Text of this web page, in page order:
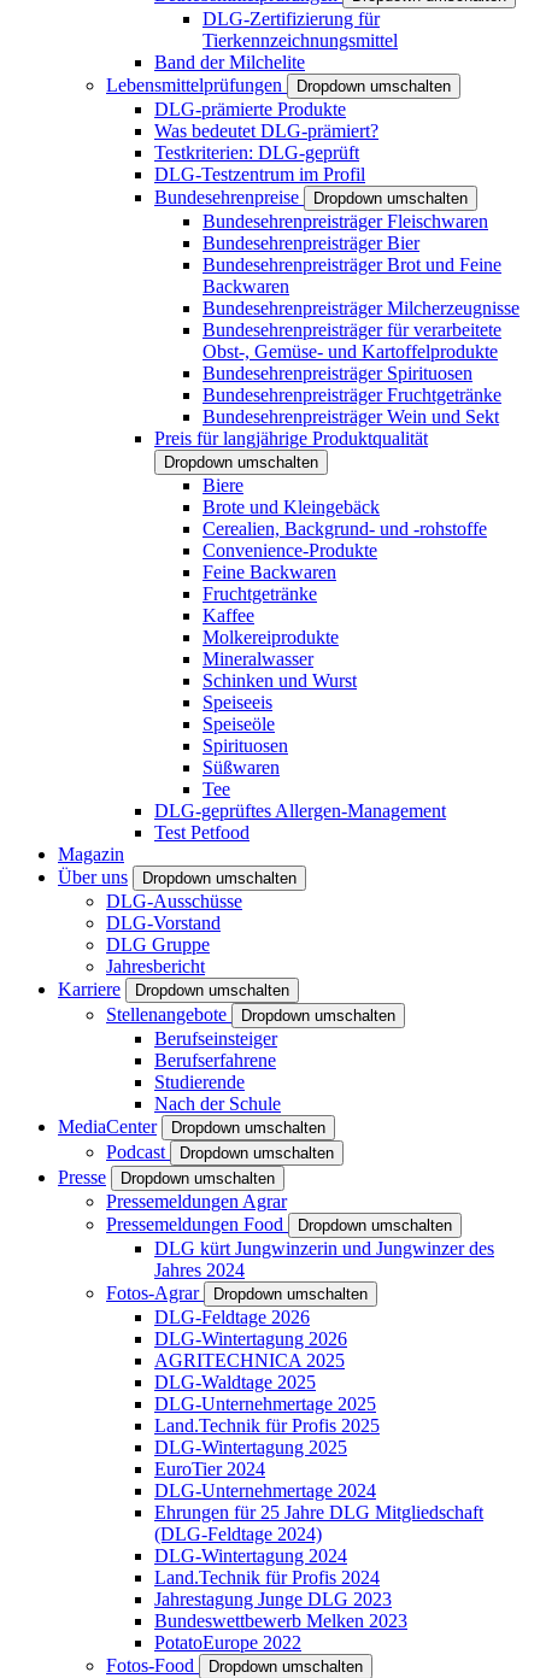
DLG-Zertifizierung für
Tierkennzeichnungsmittel
Band der Milchelite
Lebensmittelprüfungen
Dropdown umschalten
DLG-prämierte Produkte
Was bedeutet DLG-prämiert?
Testkriterien: DLG-geprüft
DLG-Testzentrum im Profil
Bundesehrenpreise
Dropdown umschalten
Bundesehrenpreisträger Fleischwaren
Bundesehrenpreisträger Bier
Bundesehrenpreisträger Brot und Feine
Backwaren
Bundesehrenpreisträger Milcherzeugnisse
Bundesehrenpreisträger für verarbeitete
Obst-, Gemüse- und Kartoffelprodukte
Bundesehrenpreisträger Spirituosen
Bundesehrenpreisträger Fruchtgetränke
Bundesehrenpreisträger Wein und Sekt
Preis für langjährige Produktqualität
Dropdown umschalten
Biere
Brote und Kleingebäck
Cerealien, Backgrund- und -rohstoffe
Convenience-Produkte
Feine Backwaren
Fruchtgetränke
Kaffee
Molkereiprodukte
Mineralwasser
Schinken und Wurst
Speiseeis
Speiseöle
Spirituosen
Süßwaren
Tee
DLG-geprüftes Allergen-Management
Test Petfood
Magazin
Über uns
Dropdown umschalten
DLG-Ausschüsse
DLG-Vorstand
DLG Gruppe
Jahresbericht
Karriere
Dropdown umschalten
Stellenangebote Dropdown umschalten
Berufseinsteiger
Berufserfahrene
Studierende
Nach der Schule
MediaCenter
Dropdown umschalten
Podcast Dropdown umschalten
Presse Dropdown umschalten
Pressemeldungen Agrar
Pressemeldungen Food
Dropdown umschalten
DLG kürt Jungwinzerin und Jungwinzer des
Jahres 2024
Fotos-Agrar
Dropdown umschalten
DLG-Feldtage 2026
DLG-Wintertagung 2026
AGRITECHNICA 2025
DLG-Waldtage 2025
DLG-Unternehmertage 2025
Land.Technik für Profis 2025
DLG-Wintertagung 2025
EuroTier 2024
DLG-Unternehmertage 2024
Ehrungen für 25 Jahre DLG Mitgliedschaft
(DLG-Feldtage 2024)
DLG-Wintertagung 2024
Land.Technik für Profis 2024
Jahrestagung Junge DLG 2023
Bundeswettbewerb Melken 2023
PotatoEurope 2022
Fotos-Food
Dropdown umschalten